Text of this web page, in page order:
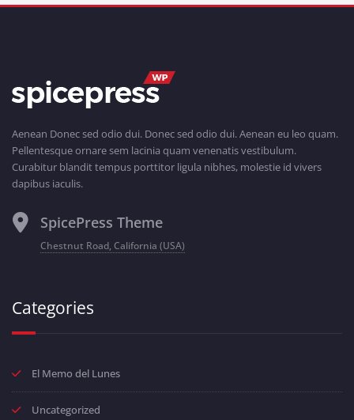
Aenean Donec sed odio dui. Donec sed odio dui. Aenean eu leo quam.
Pellentesque ornare sem lacinia quam venenatis vestibulum.
Curabitur blandit tempus porttitor ligula nibhes, molestie id vivers
dapibus iaculis.
SpicePress Theme
Chestnut Road, California (USA)
Categories
El Memo del Lunes
Uncategorized